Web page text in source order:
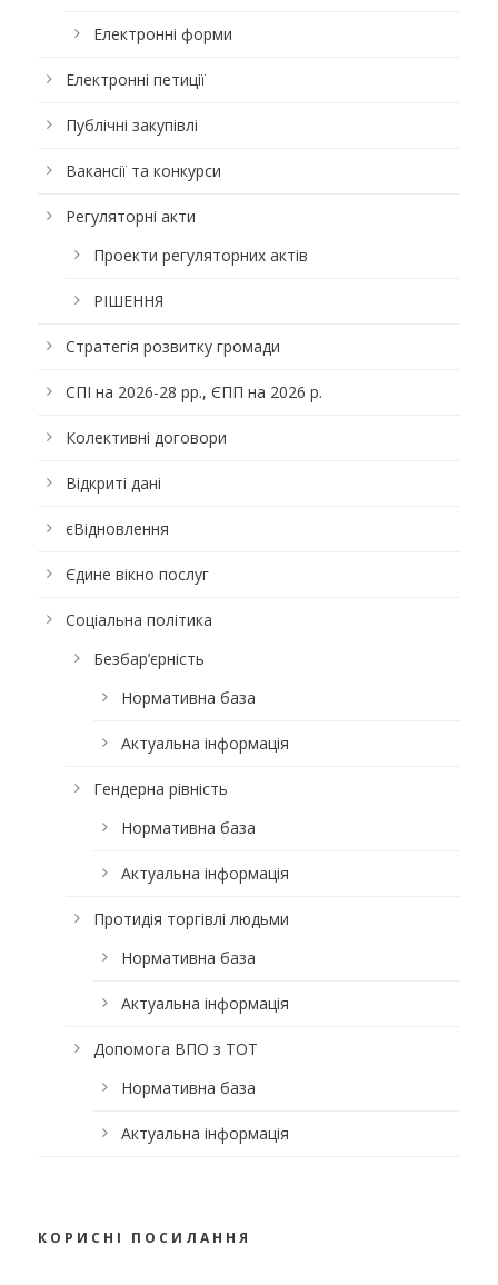
Електронні форми
Електронні петиції
Публічні закупівлі
Вакансії та конкурси
Регуляторні акти
Проекти регуляторних актів
РІШЕННЯ
Стратегія розвитку громади
СПІ на 2026-28 рр., ЄПП на 2026 р.
Колективні договори
Відкриті дані
єВідновлення
Єдине вікно послуг
Соціальна політика
Безбар’єрність
Нормативна база
Актуальна інформація
Гендерна рівність
Нормативна база
Актуальна інформація
Протидія торгівлі людьми
Нормативна база
Актуальна інформація
Допомога ВПО з ТОТ
Нормативна база
Актуальна інформація
КОРИСНІ ПОСИЛАННЯ